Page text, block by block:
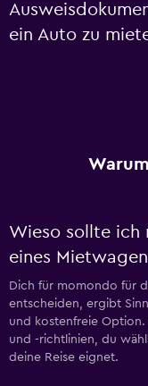
ein Auto zu
Wieso sollte ich
eines
Dich für momondo für
entscheiden, ergibt
und kostenfreie
und -richtlinien, du
deine Reise eignet.